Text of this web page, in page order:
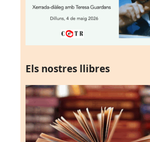
Els nostres llibres